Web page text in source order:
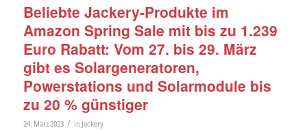
Beliebte Jackery-Produkte im
Amazon Spring Sale mit bis zu 1.239
Euro Rabatt: Vom 27. bis 29. März
gibt es Solargeneratoren,
Powerstations und Solarmodule bis
zu 20 % günstiger
24. März 2023 / in Jackery